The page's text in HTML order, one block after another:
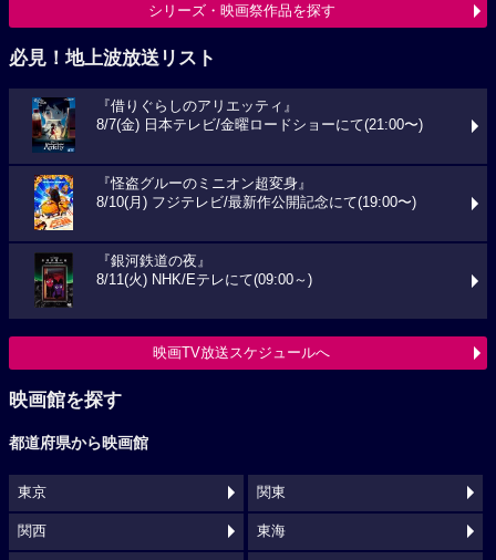
シリーズ・映画祭作品を探す
必見！地上波放送リスト
『借りぐらしのアリエッティ』
8/7(金) 日本テレビ/金曜ロードショーにて(21:00〜)
『怪盗グルーのミニオン超変身』
8/10(月) フジテレビ/最新作公開記念にて(19:00〜)
『銀河鉄道の夜』
8/11(火) NHK/Eテレにて(09:00～)
映画TV放送スケジュールへ
映画館を探す
都道府県から映画館
東京 関東
関西 東海